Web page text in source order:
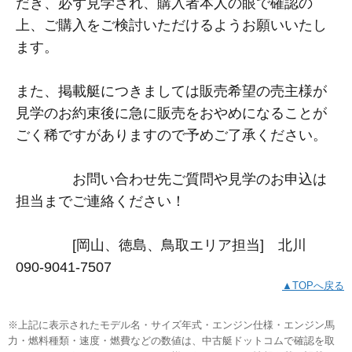
上、ご購入をご検討いただけるようお願いいたし
ます。
また、掲載艇につきましては販売希望の売主様が
見学のお約束後に急に販売をおやめになることが
ごく稀ですがありますので予めご了承ください。
お問い合わせ先ご質問や見学のお申込は
担当までご連絡ください！
[岡山、徳島、鳥取エリア担当] 北川
090-9041-7507
▲TOPへ戻る
※上記に表示されたモデル名・サイズ年式・エンジン仕様・エンジン馬
力・燃料種類・速度・燃費などの数値は、中古艇ドットコムで確認を取